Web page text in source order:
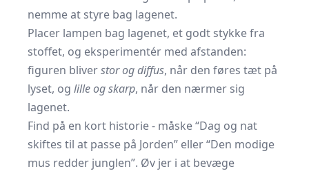
nemme at styre bag lagenet.
Placer lampen bag lagenet, et godt stykke fra
stoffet, og eksperimentér med afstanden:
figuren bliverstor og diffus, når den føres tæt på
lyset, og lille og skarp, når den nærmer sig
lagenet.
Find på en kort historie - måske “Dag og nat
skiftes til at passe på Jorden” eller “Den modige
mus redder junglen”. Øv jer i at bevæge